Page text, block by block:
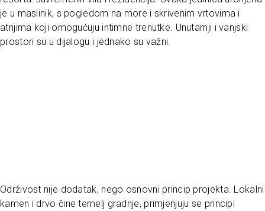
je u maslinik, s pogledom na more i skrivenim vrtovima i
atrijima koji omogućuju intimne trenutke. Unutarnji i vanjski
prostori su u dijalogu i jednako su važni.
Održivost nije dodatak, nego osnovni princip projekta. Lokalni
kamen i drvo čine temelj gradnje, primjenjuju se principi